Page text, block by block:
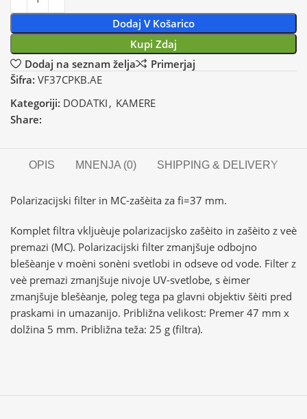
Dodaj V Košarico
Kupi Zdaj
Dodaj na seznam želja
Primerjaj
Šifra: VF37CPKB.AE
Kategoriji: DODATKI , KAMERE
Share:
OPIS MNENJA (0) SHIPPING & DELIVERY
Polarizacijski filter in MC-zašèita za fi=37 mm.
Komplet filtra vkljuèuje polarizacijsko zašèito in zašèito z veè
premazi (MC). Polarizacijski filter zmanjšuje odbojno
blešèanje v moèni sonèni svetlobi in odseve od vode. Filter z
veè premazi zmanjšuje nivoje UV-svetlobe, s èimer
zmanjšuje blešèanje, poleg tega pa glavni objektiv šèiti pred
praskami in umazanijo. Približna velikost: Premer 47 mm x
dolžina 5 mm. Približna teža: 25 g (filtra).